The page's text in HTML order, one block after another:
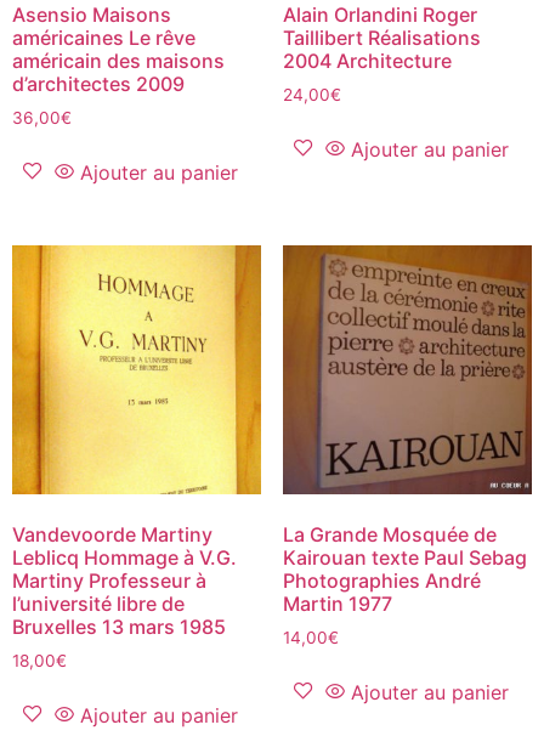
Asensio Maisons
américaines Le rêve
américain des maisons
d’architectes 2009
36,00€
Ajouter au panier
Alain Orlandini Roger
Taillibert Réalisations
2004 Architecture
24,00€
Ajouter au panier
Vandevoorde Martiny
Leblicq Hommage à V.G.
Martiny Professeur à
l’université libre de
Bruxelles 13 mars 1985
18,00€
Ajouter au panier
La Grande Mosquée de
Kairouan texte Paul Sebag
Photographies André
Martin 1977
14,00€
Ajouter au panier